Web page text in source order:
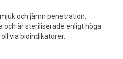
och jämn penetration.
och är steriliserade enligt höga
via bioindikatorer.